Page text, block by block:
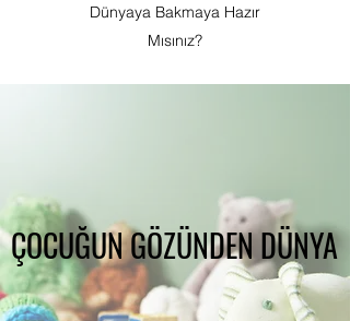
Dünyaya Bakmaya Hazır
Mısınız?
ÇOCUĞUN GÖZÜNDEN DÜNYA